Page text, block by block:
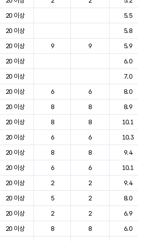
20 이상
5.5
20 이상
5.8
20 이상 9 9
5.9
20 이상
6.0
20 이상
7.0
20 이상 6 6
8.0
20 이상 8 8
8.9
20 이상 8 8
10.1
20 이상 6 6
10.3
20 이상 8 8
9.4
20 이상 6 6
10.1
20 이상 2 2
9.4
20 이상 5 2
8.0
20 이상 2 2
6.9
20 이상 8 8
6.0